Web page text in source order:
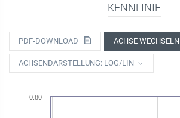
KENNLINIE
PDF-DOWNLOAD ACHSE WECHSELN
ACHSENDARSTELLUNG: LOG/LIN
0.80